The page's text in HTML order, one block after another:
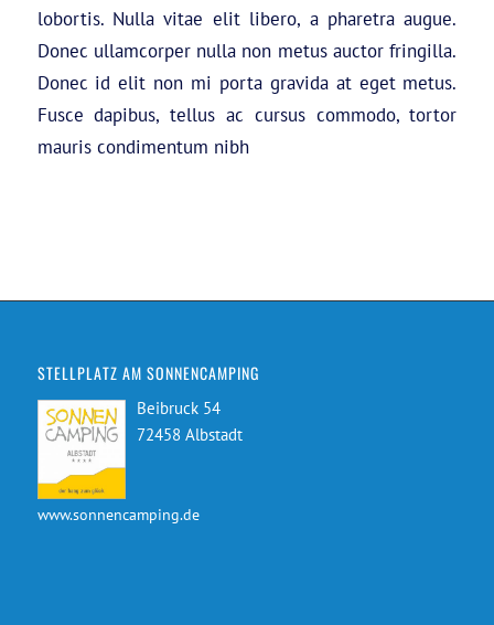
lobortis. Nulla vitae elit libero, a pharetra augue.
Donec ullamcorper nulla non metus auctor fringilla.
Donec id elit non mi porta gravida at eget metus.
Fusce dapibus, tellus ac cursus commodo, tortor
mauris condimentum nibh
STELLPLATZ AM SONNENCAMPING
Beibruck 54
72458 Albstadt
www.sonnencamping.de